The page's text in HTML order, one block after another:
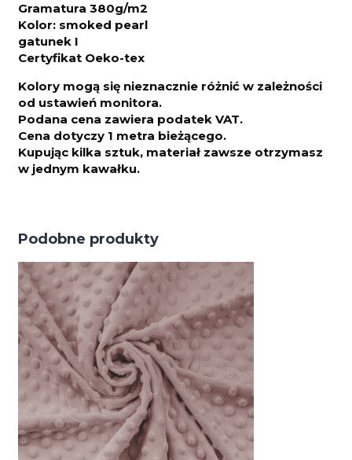
Gramatura 380g/m2
Kolor: smoked pearl
gatunek I
Certyfikat Oeko-tex
Kolory mogą się nieznacznie różnić w zależności
od ustawień monitora.
Podana cena zawiera podatek VAT.
Cena dotyczy 1 metra bieżącego.
Kupując kilka sztuk, materiał zawsze otrzymasz
w jednym kawałku.
Podobne produkty